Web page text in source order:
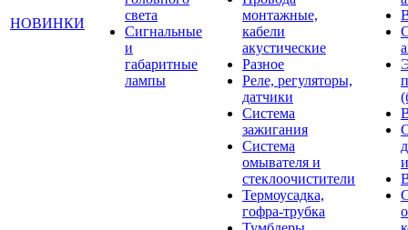
НОВИНКИ
света
Сигнальные
и
габаритные
лампы
монтажные,
кабели
акустические
Разное
Реле, регуляторы,
датчики
Система
зажигания
Система
омывателя и
стеклоочистители
Термоусадка,
гофра-трубка